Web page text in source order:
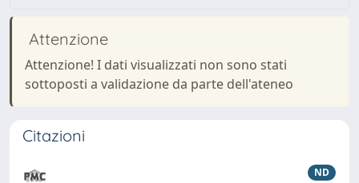
Attenzione
Attenzione! I dati visualizzati non sono stati
sottoposti a validazione da parte dell'ateneo
Citazioni
ND